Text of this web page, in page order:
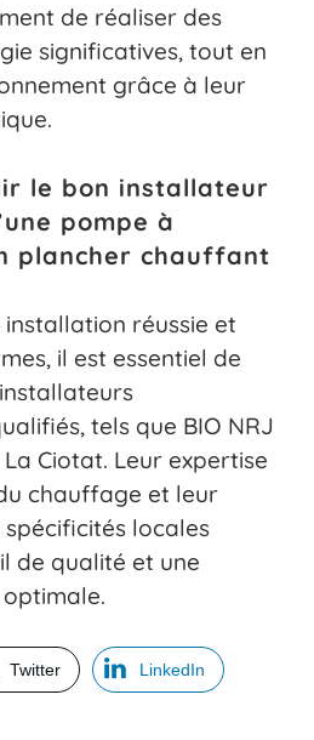
de réaliser des
significatives, tout en
grâce à leur
le bon installateur
pompe à
plancher chauffant
réussie et
il est essentiel de
tels que BIO NRJ
La Ciotat. Leur expertise
chauffage et leur
locales
de qualité et une
Twitter LinkedIn